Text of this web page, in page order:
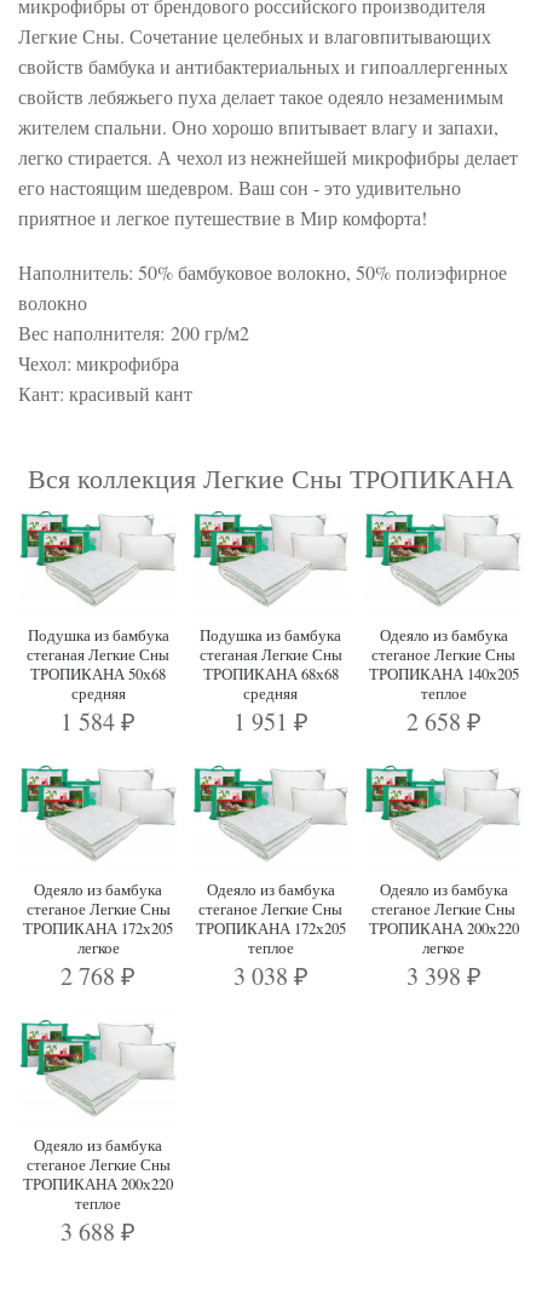
Легкие Сны. Сочетание целебных и влаговпитывающих
свойств бамбука и антибактериальных и гипоаллергенных
свойств лебяжьего пуха делает такое одеяло незаменимым
жителем спальни. Оно хорошо впитывает влагу и запахи,
легко стирается. А чехол из нежнейшей микрофибры делает
его настоящим шедевром. Ваш сон - это удивительно
приятное и легкое путешествие в Мир комфорта!
Наполнитель: 50% бамбуковое волокно, 50% полиэфирное
волокно
Вес наполнителя: 200 гр/м2
Чехол: микрофибра
Кант: красивый кант
Вся коллекция Легкие Сны ТРОПИКАНА
Подушка из бамбука
стеганая Легкие Сны
ТРОПИКАНА 50х68
средняя
1 584₽
Подушка из бамбука
стеганая Легкие Сны
ТРОПИКАНА 68х68
средняя
1 951 ₽
Одеяло из бамбука
стеганое Легкие Сны
ТРОПИКАНА 140х205
теплое
2 658 ₽
Одеяло из бамбука
стеганое Легкие Сны
ТРОПИКАНА 172х205
легкое
2 768₽
Одеяло из бамбука
стеганое Легкие Сны
ТРОПИКАНА 172х205
теплое
3 038 ₽
Одеяло из бамбука
стеганое Легкие Сны
ТРОПИКАНА 200х220
легкое
3 398 ₽
Одеяло из бамбука
стеганое Легкие Сны
ТРОПИКАНА 200х220
теплое
3 688₽